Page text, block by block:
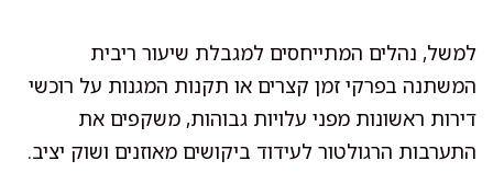
למשל, נהלים המתייחסים למגבלת שיעור ריבית
המשתנה בפרקי זמן קצרים או תקנות המגנות על רוכשי
דירות ראשונות מפני עלויות גבוהות, משקפים את
התערבות הרגולטור לעידוד ביקושים מאוזנים ושוק יציב.